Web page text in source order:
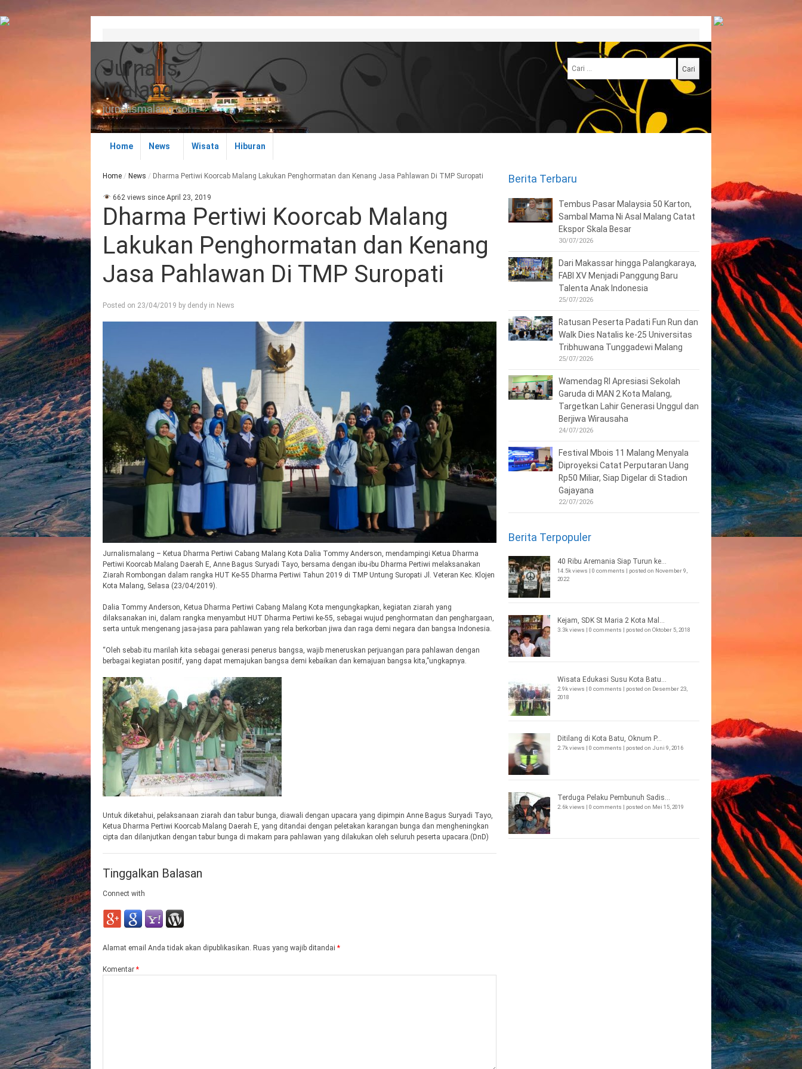
Jurnalis
Malang
jurnalismalang.com
Cari
untuk:
Home News Wisata Hiburan
Home / News / Dharma Pertiwi Koorcab Malang Lakukan Penghormatan dan Kenang Jasa Pahlawan Di TMP Suropati
662 views since April 23, 2019
Dharma Pertiwi Koorcab Malang
Lakukan Penghormatan dan Kenang
Jasa Pahlawan Di TMP Suropati
Posted on 23/04/2019 by dendy in News
Jurnalismalang – Ketua Dharma Pertiwi Cabang Malang Kota Dalia Tommy Anderson, mendampingi Ketua Dharma
Pertiwi Koorcab Malang Daerah E, Anne Bagus Suryadi Tayo, bersama dengan ibu-ibu Dharma Pertiwi melaksanakan
Ziarah Rombongan dalam rangka HUT Ke-55 Dharma Pertiwi Tahun 2019 di TMP Untung Suropati Jl. Veteran Kec. Klojen
Kota Malang, Selasa (23/04/2019).
Dalia Tommy Anderson, Ketua Dharma Pertiwi Cabang Malang Kota mengungkapkan, kegiatan ziarah yang
dilaksanakan ini, dalam rangka menyambut HUT Dharma Pertiwi ke-55, sebagai wujud penghormatan dan penghargaan,
serta untuk mengenang jasa-jasa para pahlawan yang rela berkorban jiwa dan raga demi negara dan bangsa Indonesia.
“Oleh sebab itu marilah kita sebagai generasi penerus bangsa, wajib meneruskan perjuangan para pahlawan dengan
berbagai kegiatan positif, yang dapat memajukan bangsa demi kebaikan dan kemajuan bangsa kita,”ungkapnya.
Untuk diketahui, pelaksanaan ziarah dan tabur bunga, diawali dengan upacara yang dipimpin Anne Bagus Suryadi Tayo,
Ketua Dharma Pertiwi Koorcab Malang Daerah E, yang ditandai dengan peletakan karangan bunga dan mengheningkan
cipta dan dilanjutkan dengan tabur bunga di makam para pahlawan yang dilakukan oleh seluruh peserta upacara.(DnD)
Tinggalkan Balasan
Connect with
Alamat email Anda tidak akan dipublikasikan. Ruas yang wajib ditandai *
Komentar *
Berita Terbaru
Tembus Pasar Malaysia 50 Karton,
Sambal Mama Ni Asal Malang Catat
Ekspor Skala Besar
30/07/2026
Dari Makassar hingga Palangkaraya,
FABI XV Menjadi Panggung Baru
Talenta Anak Indonesia
25/07/2026
Ratusan Peserta Padati Fun Run dan
Walk Dies Natalis ke-25 Universitas
Tribhuwana Tunggadewi Malang
25/07/2026
Wamendag RI Apresiasi Sekolah
Garuda di MAN 2 Kota Malang,
Targetkan Lahir Generasi Unggul dan
Berjiwa Wirausaha
24/07/2026
Festival Mbois 11 Malang Menyala
Diproyeksi Catat Perputaran Uang
Rp50 Miliar, Siap Digelar di Stadion
Gajayana
22/07/2026
Berita Terpopuler
40 Ribu Aremania Siap Turun ke...
14.5k views | 0 comments | posted on November 9,
2022
Kejam, SDK St Maria 2 Kota Mal...
3.3k views | 0 comments | posted on Oktober 5, 2018
Wisata Edukasi Susu Kota Batu...
2.9k views | 0 comments | posted on Desember 23,
2018
Ditilang di Kota Batu, Oknum P...
2.7k views | 0 comments | posted on Juni 9, 2016
Terduga Pelaku Pembunuh Sadis...
2.6k views | 0 comments | posted on Mei 15, 2019